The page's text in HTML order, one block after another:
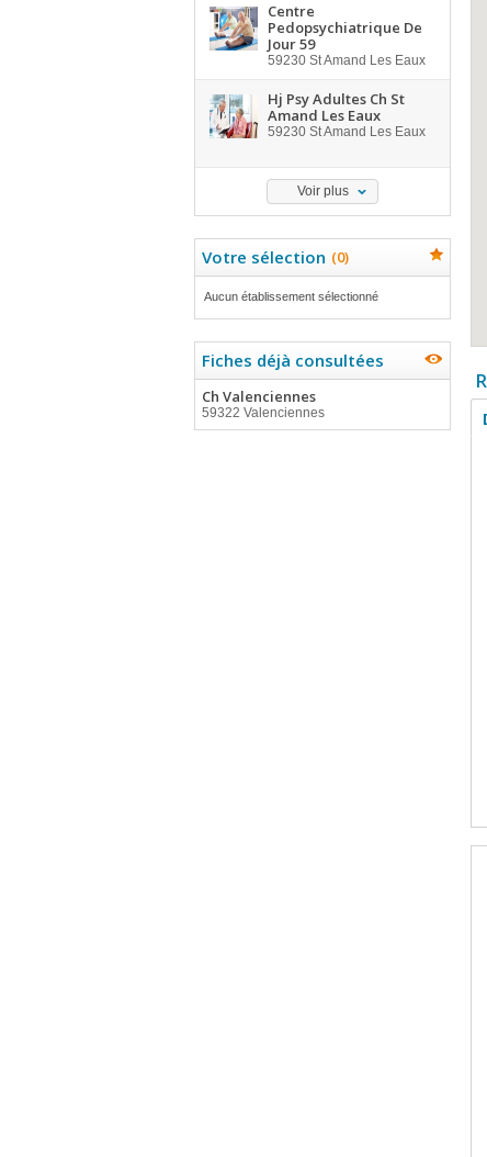
Centre
Pedopsychiatrique De
Jour 59
59230 St Amand Les Eaux
Hj Psy Adultes Ch St
Amand Les Eaux
59230 St Amand Les Eaux
Voir plus
Votre sélection (0)
Aucun établissement sélectionné
Fiches déjà consultées
Ch Valenciennes
59322 Valenciennes